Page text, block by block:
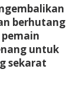
berhutang
untuk
sekarat